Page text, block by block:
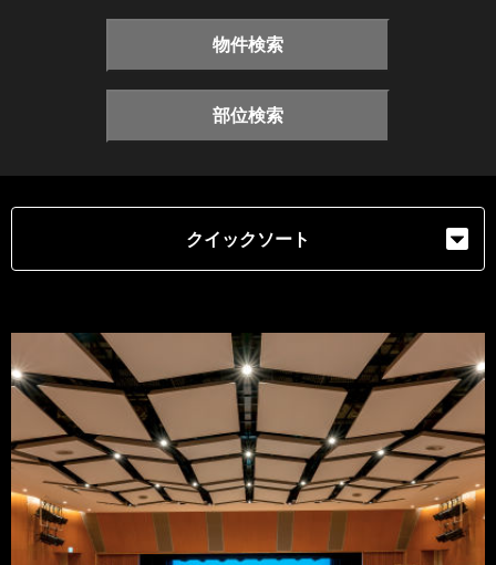
物件検索
部位検索
クイックソート